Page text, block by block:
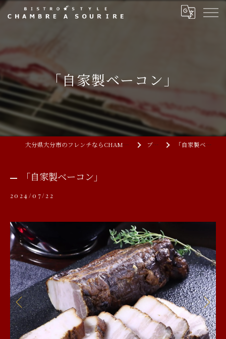
「自家製ベーコン」
大分県大分市のフレンチならCHAMBRE A SOURIRE ブログ 「自家製ベーコン」
「自家製ベーコン」
2024/07/22